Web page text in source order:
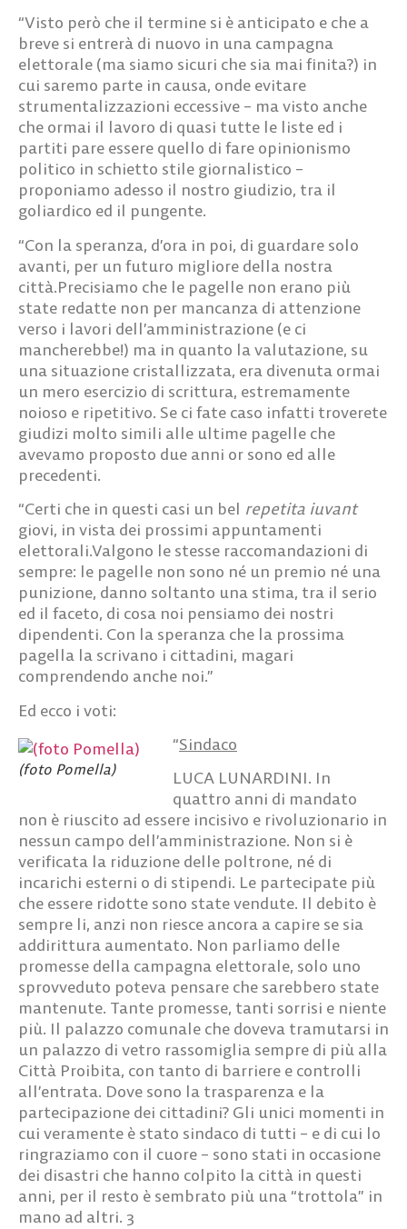
“Visto però che il termine si è anticipato e che a
breve si entrerà di nuovo in una campagna
elettorale (ma siamo sicuri che sia mai finita?) in
cui saremo parte in causa, onde evitare
strumentalizzazioni eccessive – ma visto anche
che ormai il lavoro di quasi tutte le liste ed i
partiti pare essere quello di fare opinionismo
politico in schietto stile giornalistico –
proponiamo adesso il nostro giudizio, tra il
goliardico ed il pungente.
“Con la speranza, d’ora in poi, di guardare solo
avanti, per un futuro migliore della nostra
città.Precisiamo che le pagelle non erano più
state redatte non per mancanza di attenzione
verso i lavori dell’amministrazione (e ci
mancherebbe!) ma in quanto la valutazione, su
una situazione cristallizzata, era divenuta ormai
un mero esercizio di scrittura, estremamente
noioso e ripetitivo. Se ci fate caso infatti troverete
giudizi molto simili alle ultime pagelle che
avevamo proposto due anni or sono ed alle
precedenti.
“Certi che in questi casi un bel repetita iuvant
giovi, in vista dei prossimi appuntamenti
elettorali.Valgono le stesse raccomandazioni di
sempre: le pagelle non sono né un premio né una
punizione, danno soltanto una stima, tra il serio
ed il faceto, di cosa noi pensiamo dei nostri
dipendenti. Con la speranza che la prossima
pagella la scrivano i cittadini, magari
comprendendo anche noi.”
Ed ecco i voti:
(foto Pomella)
“Sindaco
LUCA LUNARDINI. In
quattro anni di mandato
non è riuscito ad essere incisivo e rivoluzionario in
nessun campo dell’amministrazione. Non si è
verificata la riduzione delle poltrone, né di
incarichi esterni o di stipendi. Le partecipate più
che essere ridotte sono state vendute. Il debito è
sempre li, anzi non riesce ancora a capire se sia
addirittura aumentato. Non parliamo delle
promesse della campagna elettorale, solo uno
sprovveduto poteva pensare che sarebbero state
mantenute. Tante promesse, tanti sorrisi e niente
più. Il palazzo comunale che doveva tramutarsi in
un palazzo di vetro rassomiglia sempre di più alla
Città Proibita, con tanto di barriere e controlli
all’entrata. Dove sono la trasparenza e la
partecipazione dei cittadini? Gli unici momenti in
cui veramente è stato sindaco di tutti – e di cui lo
ringraziamo con il cuore – sono stati in occasione
dei disastri che hanno colpito la città in questi
anni, per il resto è sembrato più una “trottola” in
mano ad altri. 3